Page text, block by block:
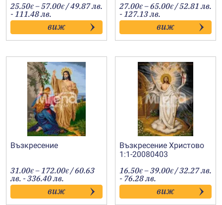
25.50€ –57.00€Price
range:
25.50€
through
57.00€
/ 49.87 лв.
- 111.48 лв.
виж
27.00€ –65.00€Price
range:
27.00€
through
65.00€
/ 52.81 лв.
- 127.13 лв.
виж
Възкресение
31.00€ –172.00€Price
range:
31.00€
through
172.00€
/ 60.63
лв. - 336.40 лв.
виж
Възкресение Христово
1:1-20080403
16.50€ –39.00€Price
range:
16.50€
through
39.00€
/ 32.27 лв.
- 76.28 лв.
виж